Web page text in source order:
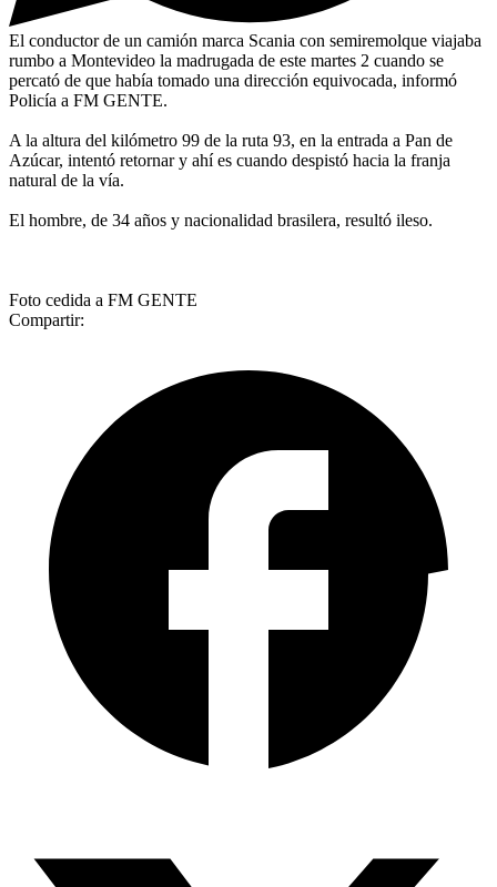
El conductor de un camión marca Scania con semiremolque viajaba
rumbo a Montevideo la madrugada de este martes 2 cuando se
percató de que había tomado una dirección equivocada, informó
Policía a FM GENTE.
A la altura del kilómetro 99 de la ruta 93, en la entrada a Pan de
Azúcar, intentó retornar y ahí es cuando despistó hacia la franja
natural de la vía.
El hombre, de 34 años y nacionalidad brasilera, resultó ileso.
Foto cedida a FM GENTE
Compartir: